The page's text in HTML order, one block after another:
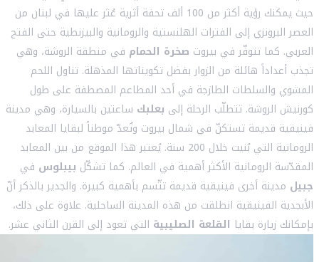
حيث يمكنك رؤية أكثر من 100 ألف تحفة أثرية عُثر عليها في لبنان من
العصر البرونزي إلى الفترات الهلنستية والرومانية والبيزنطية حتى الفتح
العربي. كما تتوفّر في بيروت صخرة الحمام في منطقة الروشة، وهي
تجذب أعداداً هائلة من الزوار بفضل تكويناتها المذهلة. تناول اللحم
المشوي والسلطات الطازجة في أحد المطاعم المصطفة على طول
كورنيش الروشة. تتطلّب الرحلة إلى بعلبك ساعتين بالسيارة، وهي مدينة
فينيقية قديمة تستكنّ في شمال بيروت وتُعدّ موطناً لبقايا المعابد
الرومانية التي بُنيت خلال 200 سنة. يُعتبر هذا الموقع من بين المعابد
المقدّسة الرومانية الأكثر أهمية في العالم. كما تشكّل بيبلوس في
جبيل مدينة أخرى فينيقية قديمة تتّسم بأهمية كبيرة. والجدير بالذكر أنّ
الأبجدية الفينيقية انطلقت من هذه المدينة الساحلية. علاوة على ذلك،
بإمكانك زيارة بقايا القلعة الصليبية التي تعود إلى القرن الثاني عشر.